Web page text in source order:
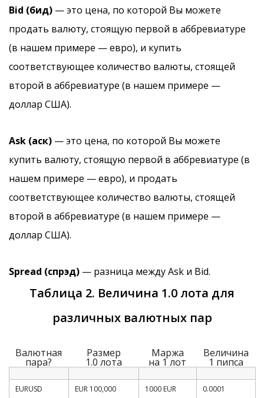
Bid (бид) — это цена, по которой Вы можете
продать валюту, стоящую первой в аббревиатуре
(в нашем примере — евро), и купить
соответствующее количество валюты, стоящей
второй в аббревиатуре (в нашем примере —
доллар США).
Ask (аск) — это цена, по которой Вы можете
купить валюту, стоящую первой в аббревиатуре (в
нашем примере — евро), и продать
соответствующее количество валюты, стоящей
второй в аббревиатуре (в нашем примере —
доллар США).
Spread (спрэд) — разница между Ask и Bid.
Таблица 2. Величина 1.0 лота для
различных валютных пар
Валютная
пара?
Размер
1.0 лота
Маржа
на 1 лот
Величина
1 пипса
EURUSD EUR 100,000 1000 EUR
0.0001